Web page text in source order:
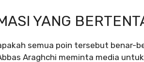
YANG
semua poin tersebut benar-
Araghchi meminta media